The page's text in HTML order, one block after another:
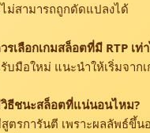
ม่สามารถถูกดัดแปลงได้
รเลือกเกมสล็อตที่มี RTP เท่
บมือใหม่ แนะนำให้เริ่มจาก
ธีชนะสล็อตที่แน่นอนไหม?
ตรการันตี เพราะผลลัพธ์ขึ้น